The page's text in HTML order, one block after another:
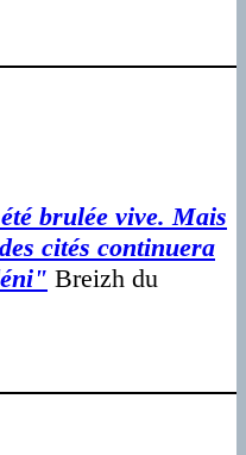
brulée vive. Mais
cités continuera
Breizh du